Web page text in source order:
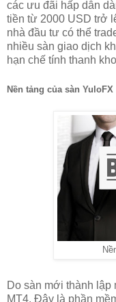
các ưu đãi hấp dẫn
tiền từ 2000 USD trở
nhà đầu tư có thể
nhiều sàn giao dịch
hạn chế tính thanh
Nền tảng của sàn YuloFX
Do sàn mới thành lập
MT4. Đây là phần